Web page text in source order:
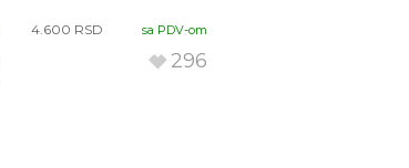
4.600 RSD sa PDV-om
296